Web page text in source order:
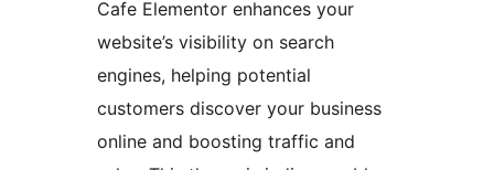
Cafe Elementor enhances your
website’s visibility on search
engines, helping potential
customers discover your business
online and boosting traffic and